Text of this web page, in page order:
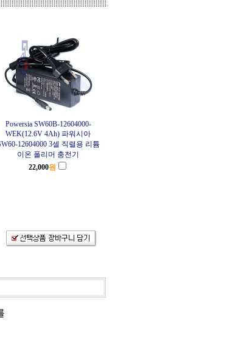
Powersia SW60B-12604000-
WEK(12.6V 4Ah) 파워시아
12604000 3셀 직렬용 리튬
이온 폴리머 충전기
22,000원